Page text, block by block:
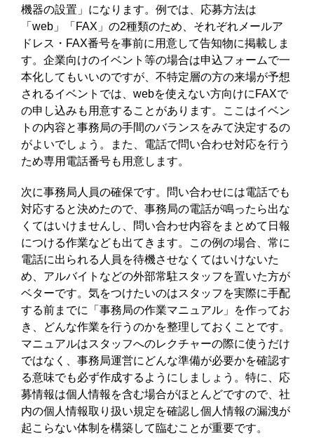
機器の設置」になります。例では、応募方法は
「web」「FAX」の2種類のため、それぞれメールア
ドレス・FAX番号を事前に用意して告知物に掲載しま
す。企業向けのイベント等の場合は申込フォームで一
本化してもいいのですが、不特定層の方の来場が予想
されるイベントでは、webを使えない方向けにFAXで
の申し込みも用意することがあります。ここはイベン
トの内容と事務局の手間のバランスをみて決定するの
がよいでしょう。また、電話で問い合わせ対応を行う
ため専用電話番号も用意します。
次に事務局人員の確保です。問い合わせには電話でも
対応すると決めたので、事務局の電話が鳴ったら出な
くてはいけませんし、問い合わせ内容をまとめて日報
につける作業なども出てきます。この例の場合、常に
電話に出られる人員を待機させなくてはいけないた
め、アルバイトなどの外部常駐スタッフを置いた方が
ベターです。気をつけたいのはスタッフを実際に手配
する前までに「事務局の作業マニュアル」を作ってお
き、どんな作業を行うのかを整理しておくことです。
マニュアルはスタッフへのレクチャーの際に使うだけ
ではなく、事務局運営にどんな準備が必要かを確認す
る意味でも必ず作成するようにしましょう。特に、応
募情報は個人情報を含む場合がほとんどですので、社
内の個人情報取り扱い規定を確認し個人情報の漏洩が
起こらない体制を構築して臨むことが重要です。